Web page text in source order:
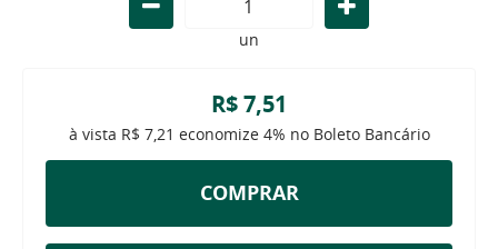
un
R$ 7,51
à vista R$ 7,21 economize 4% no Boleto Bancário
COMPRAR